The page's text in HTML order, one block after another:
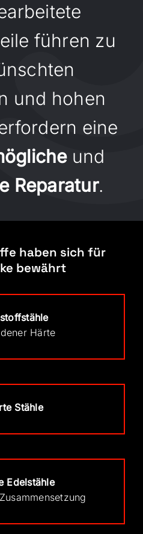
führen zu
und hohen
eine
und
Reparatur.
haben sich für
bewährt
Härte
Stähle
Edelstähle